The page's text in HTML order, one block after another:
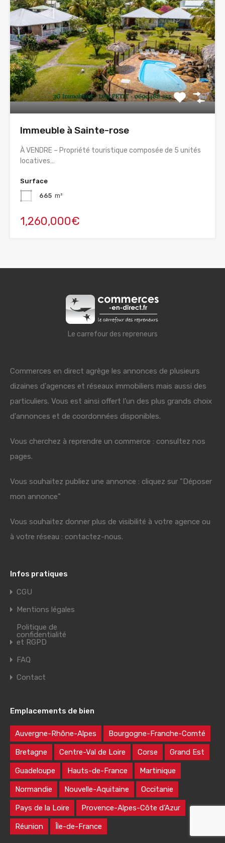
Immeuble à Sainte-rose
À VENDRE – Propriété touristique composée de 5 unités
locatives…
Surface
665 m²
1,260,000€
Le carrefour des repreneurs
Commerces en direct agrège les annonces de plusieurs
dizaines d'agences et réseaux immobiliers mais aussi des
particuliers. Vous est ainsi offert l'un des plus grands choix
d'annonces et de coordonnées disponibles.
Vous cherchez à reprendre un commerce : consultez nos
pages.
Vous souhaitez publiez une annonce : cliquez sur "Déposer
mon annonce"
Vous souhaitez donner plus de visibilité à votre agence ou
à votre réseau : contactez-nous.
Infos pratiques
CGU
Mentions légales
Politique de
confidentialité
et RGPD
FAQ
Contact
Emplacements de bien
Auvergne-Rhône-Alpes Bourgogne-Franche-Comté
Bretagne Centre-Val de Loire Corse Grand Est
Guadeloupe Hauts-de-France Martinique
Normandie Nouvelle-Aquitaine Occitanie
Pays de la Loire Provence-Alpes-Côte d’Azur
Réunion Île-de-France